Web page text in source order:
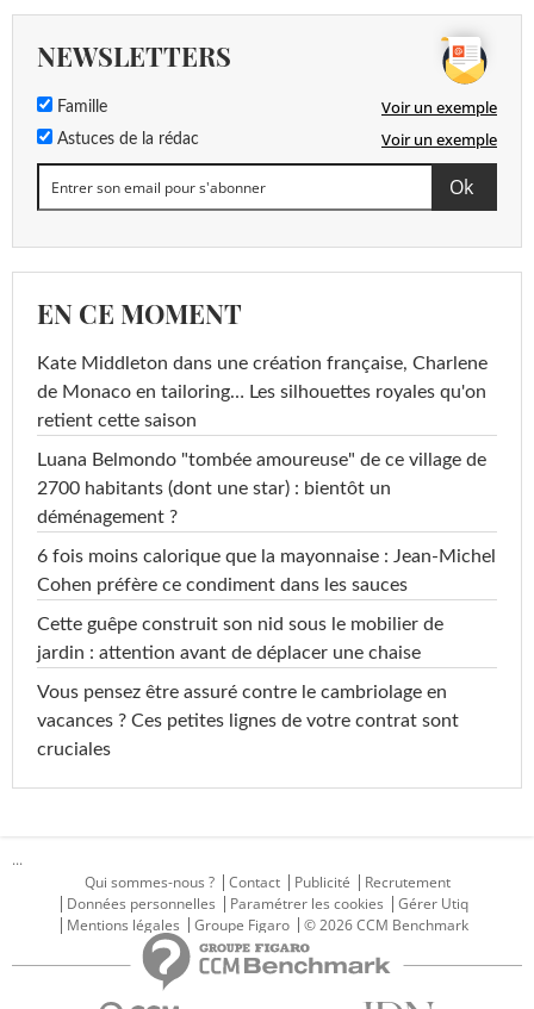
NEWSLETTERS
Famille Voir un exemple
Astuces de la rédac Voir un exemple
EN CE MOMENT
Kate Middleton dans une création française, Charlene
de Monaco en tailoring… Les silhouettes royales qu'on
retient cette saison
Luana Belmondo "tombée amoureuse" de ce village de
2700 habitants (dont une star) : bientôt un
déménagement ?
6 fois moins calorique que la mayonnaise : Jean-Michel
Cohen préfère ce condiment dans les sauces
Cette guêpe construit son nid sous le mobilier de
jardin : attention avant de déplacer une chaise
Vous pensez être assuré contre le cambriolage en
vacances ? Ces petites lignes de votre contrat sont
cruciales
...
Qui sommes-nous ?
Contact Publicité
Recrutement
Données personnelles
Paramétrer les cookies
Gérer Utiq
Mentions légales
Groupe Figaro © 2026 CCM Benchmark